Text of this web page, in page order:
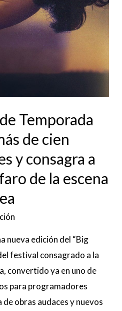
Temporada
de cien
y consagra a
de la escena
nueva edición del “Big
festival consagrado a la
convertido ya en uno de
para programadores
obras audaces y nuevos